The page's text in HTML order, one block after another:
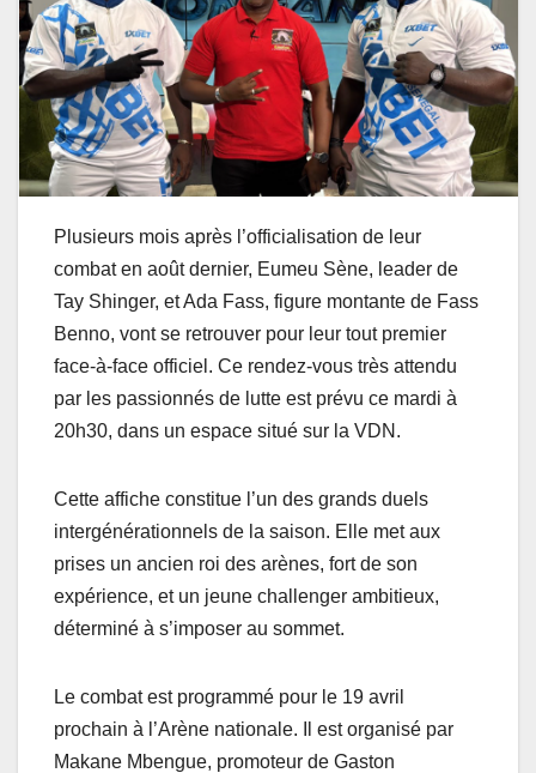
Plusieurs mois après l’officialisation de leur
combat en août dernier, Eumeu Sène, leader de
Tay Shinger, et Ada Fass, figure montante de Fass
Benno, vont se retrouver pour leur tout premier
face-à-face officiel. Ce rendez-vous très attendu
par les passionnés de lutte est prévu ce mardi à
20h30, dans un espace situé sur la VDN.
Cette affiche constitue l’un des grands duels
intergénérationnels de la saison. Elle met aux
prises un ancien roi des arènes, fort de son
expérience, et un jeune challenger ambitieux,
déterminé à s’imposer au sommet.
Le combat est programmé pour le 19 avril
prochain à l’Arène nationale. Il est organisé par
Makane Mbengue, promoteur de Gaston